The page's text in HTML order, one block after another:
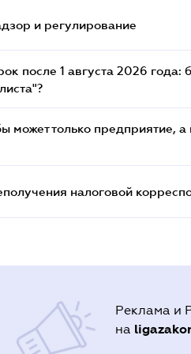
и регулирование
после 1 августа 2026 года:
может только предприятие, а
налоговой
Реклама и
на